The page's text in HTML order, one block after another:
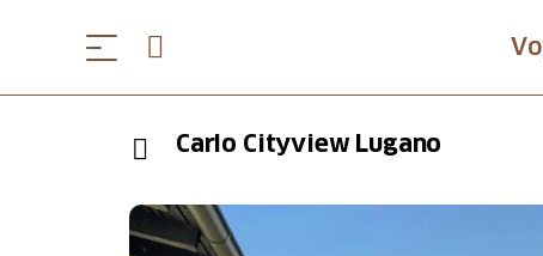
Carlo Cityview Lugano